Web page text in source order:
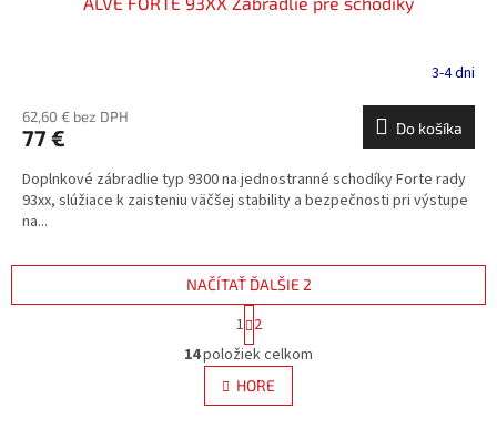
3-4 dni
62,60 € bez DPH
77 € Do košíka
Doplnkové zábradlie typ 9300 na jednostranné schodíky Forte rady
93xx, slúžiace k zaisteniu väčšej stability a bezpečnosti pri výstupe
na...
O
v
l
á
NAČÍTAŤ ĎALŠIE 2
S
t
r
á
n
k
1 2
14položiek celkom
HORE